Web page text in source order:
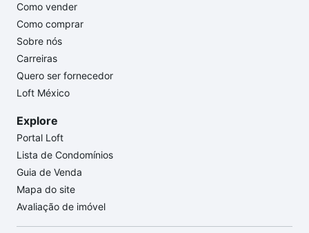
Como vender
Como comprar
Sobre nós
Carreiras
Quero ser fornecedor
Loft México
Explore
Portal Loft
Lista de Condomínios
Guia de Venda
Mapa do site
Avaliação de imóvel